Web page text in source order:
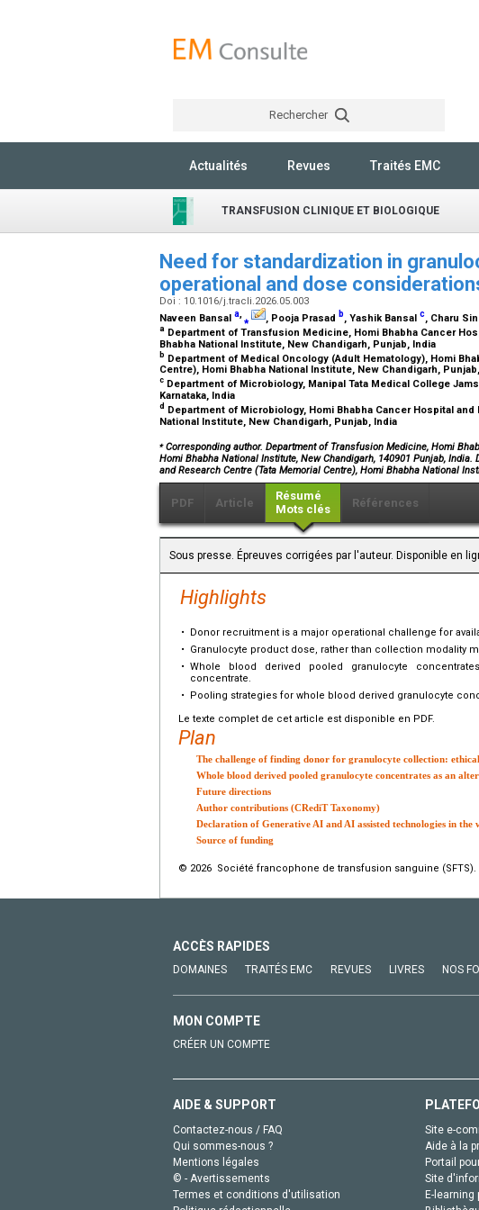
Rechercher
Actualités Revues Traités EMC
TRANSFUSION CLINIQUE ET BIOLOGIQUE
Need for standardization in
operational and dose
Doi : 10.1016/j.tracli.2026.05.003
Naveen Bansal a,⁎ , Pooja Prasad b, Yashik Bansal c, Charu
a Department of Transfusion Medicine, Homi Bhabha Cancer
Bhabha National Institute, New Chandigarh, Punjab, India
b Department of Medical Oncology (Adult Hematology), Homi
Centre), Homi Bhabha National Institute, New Chandigarh,
c Department of Microbiology, Manipal Tata Medical College
Karnataka, India
d Department of Microbiology, Homi Bhabha Cancer Hospital
National Institute, New Chandigarh, Punjab, India
⁎Corresponding author. Department of Transfusion Medicine, Homi
Homi Bhabha National Institute, New Chandigarh, 140901 Punjab,
and Research Centre (Tata Memorial Centre), Homi Bhabha National
PDF Article
Résumé
Mots clés
Références
Sous presse. Épreuves corrigées par l'auteur. Disponible en
Highlights
•
Donor recruitment is a major operational challenge for
•
Granulocyte product dose, rather than collection modality
• Whole blood derived pooled granulocyte
concentrate.
•
Pooling strategies for whole blood derived granulocyte
Le texte complet de cet article est disponible en PDF.
Plan
The challenge of finding donor for granulocyte collection:
Whole blood derived pooled granulocyte concentrates as an
Future directions
Author contributions (CRediT Taxonomy)
Declaration of Generative AI and AI assisted technologies in the
Source of funding
© 2026 Société francophone de transfusion sanguine
ACCÈS RAPIDES
DOMAINES TRAITÉS EMC REVUES LIVRES NOS
MON COMPTE
CRÉER UN COMPTE
AIDE & SUPPORT
Contactez-nous / FAQ
Qui sommes-nous ?
Mentions légales
© - Avertissements
Termes et conditions d'utilisation
Site e-
Aide à la
Portail
Site
E-